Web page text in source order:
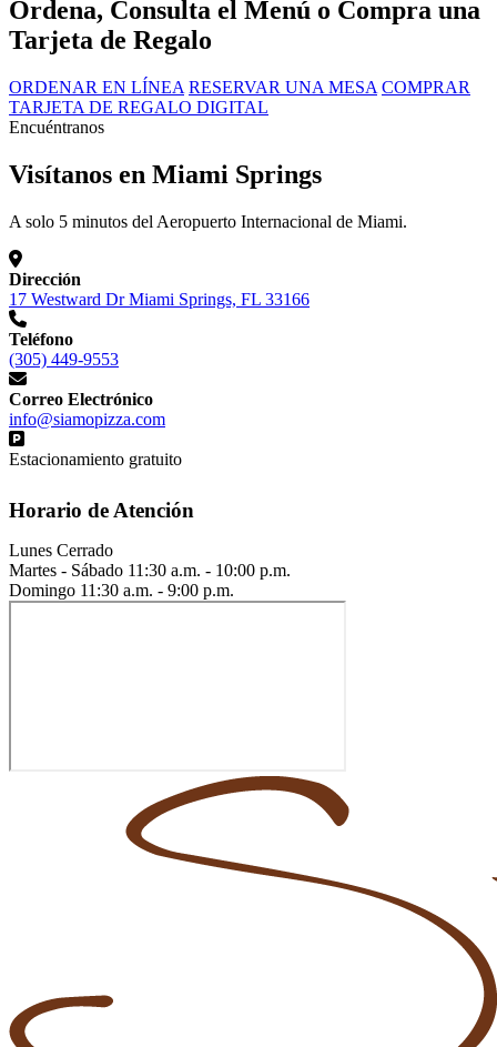
Ordena, Consulta el Menú o Compra una
Tarjeta de Regalo
ORDENAR EN LÍNEA RESERVAR UNA MESA COMPRAR
TARJETA DE REGALO DIGITAL
Encuéntranos
Visítanos en Miami Springs
A solo 5 minutos del Aeropuerto Internacional de Miami.
Dirección
17 Westward Dr Miami Springs, FL 33166
Teléfono
(305) 449-9553
Correo Electrónico
info@siamopizza.com
Estacionamiento gratuito
Horario de Atención
Lunes Cerrado
Martes - Sábado 11:30 a.m. - 10:00 p.m.
Domingo 11:30 a.m. - 9:00 p.m.